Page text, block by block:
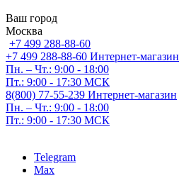
Ваш город
Москва
+7 499 288-88-60
+7 499 288-88-60 Интернет-магазин
Пн. – Чт.: 9:00 - 18:00
Пт.: 9:00 - 17:30 МСК
8(800) 77-55-239 Интернет-магазин
Пн. – Чт.: 9:00 - 18:00
Пт.: 9:00 - 17:30 МСК
Telegram
Max